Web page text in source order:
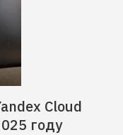
Cloud
году